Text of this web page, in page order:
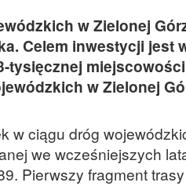
w Zielonej
Celem inwestycji jest
tysięcznej
w Zielonej
w ciągu dróg
we wcześniejszych
Pierwszy fragment